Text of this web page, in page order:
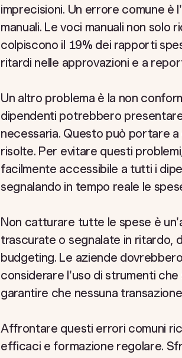
imprecisioni. Un errore comune
manuali. Le voci manuali non
colpiscono il 19% dei rapporti
ritardi nelle approvazioni e a
Un altro problema è la non
dipendenti potrebbero
necessaria. Questo può portare
risolte. Per evitare questi
facilmente accessibile a tutti i
segnalando in tempo reale le
Non catturare tutte le spese è
trascurate o segnalate in ritardo,
budgeting. Le aziende
considerare l'uso di strumenti
garantire che nessuna
Affrontare questi errori comuni
efficaci e formazione regolare.